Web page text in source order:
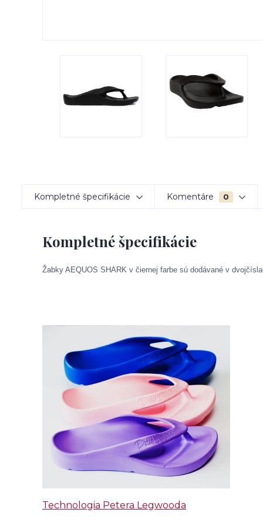
Kompletné špecifikácie Komentáre 0
Kompletné špecifikácie
Žabky AEQUOS SHARK v čiernej farbe sú dodávané v
Technologia Petera Legwooda